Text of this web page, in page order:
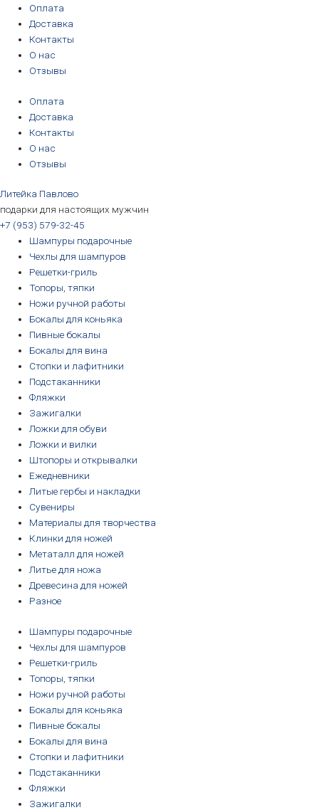
Перейти
содержимому
Оплата
Доставка
Контакты
О нас
Отзывы
Оплата
Доставка
Контакты
О нас
Отзывы
Литейка Павлово
подарки для настоящих мужчин
+7 (953) 579-32-45
Шампуры подарочные
Чехлы для шампуров
Решетки-гриль
Топоры, тяпки
Ножи ручной работы
Бокалы для коньяка
Пивные бокалы
Бокалы для вина
Стопки и лафитники
Подстаканники
Фляжки
Зажигалки
Ложки для обуви
Ложки и вилки
Штопоры и открывалки
Ежедневники
Литые гербы и накладки
Сувениры
Материалы для творчества
Клинки для ножей
Метаталл для ножей
Литье для ножа
Древесина для ножей
Разное
Шампуры подарочные
Чехлы для шампуров
Решетки-гриль
Топоры, тяпки
Ножи ручной работы
Бокалы для коньяка
Пивные бокалы
Бокалы для вина
Стопки и лафитники
Подстаканники
Фляжки
Зажигалки
Количество
товара
Подстаканник
"ДЕВА"
Первоначальная
цена
составляла
6890₽.
Текущая
цена:
6490₽.
Первоначальная
цена
составляла
Первоначальная
цена
составляла
Первоначальная
цена
составляла
Первоначальная
цена
составляла